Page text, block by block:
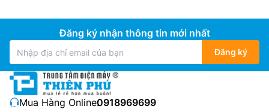
Đăng ký nhận thông tin mới nhất
Đăng ký
Mua Hàng Online:0918969699